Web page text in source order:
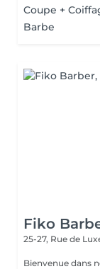
Coupe +
Barbe
Fiko
25-27, Rue de
Bienvenue dans notre